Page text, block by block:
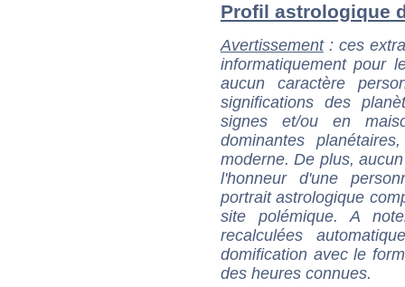
Profil astrologique
Avertissement: ces
informatiquement pour
aucun caractère
significations des
signes et/ou en
dominantes
moderne. De plus,
l'honneur d'une
portrait astrologique
site polémique. A
recalculées
domification avec le
des heures connues.